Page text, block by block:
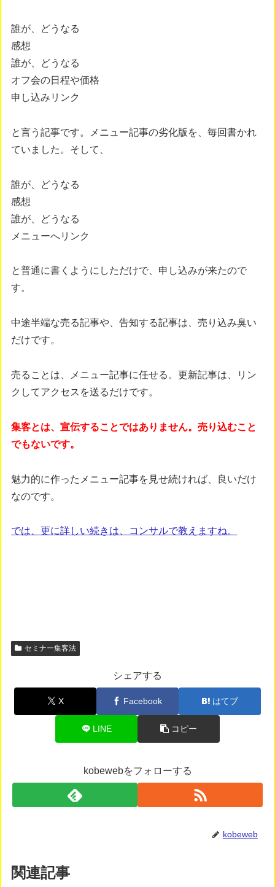
誰が、どうなる
感想
誰が、どうなる
オフ会の日程や価格
申し込みリンク
と言う記事です。メニュー記事の劣化版を、毎回書かれ
ていました。そして、
誰が、どうなる
感想
誰が、どうなる
メニューへリンク
と普通に書くようにしただけで、申し込みが来たので
す。
中途半端な売る記事や、告知する記事は、売り込み臭い
だけです。
売ることは、メニュー記事に任せる。更新記事は、リン
クしてアクセスを送るだけです。
集客とは、宣伝することではありません。売り込むこと
でもないです。
魅力的に作ったメニュー記事を見せ続ければ、良いだけ
なのです。
では、更に詳しい続きは、コンサルで教えますね。
セミナー集客法
シェアする
X Facebook はてブ
LINE コピー
kobewebをフォローする
kobeweb
関連記事